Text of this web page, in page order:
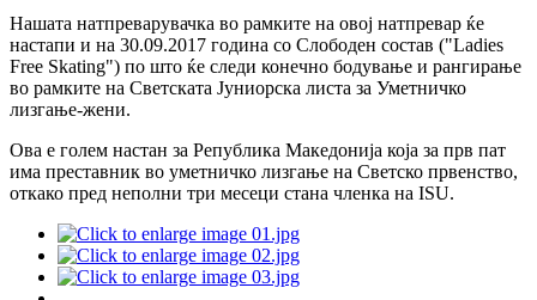
Нашата натпреварувачка во рамките на овој натпревар ќе
настапи и на 30.09.2017 година со Слободен состав ("Ladies
Free Skating") по што ќе следи конечно бодување и рангирање
во рамките на Светската Јуниорска листа за Уметничко
лизгање-жени.
Ова е голем настан за Република Македонија која за прв пат
има преставник во уметничко лизгање на Светско првенство,
откако пред неполни три месеци стана членка на ISU.